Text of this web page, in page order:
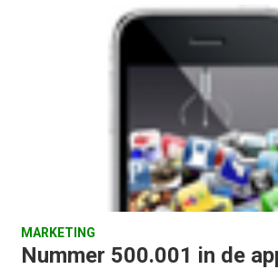
MARKETING
Nummer 500.001 in de